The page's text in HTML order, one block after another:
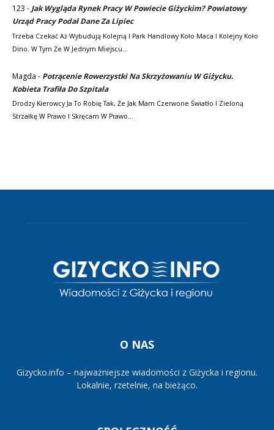
123 - Jak Wygląda Rynek Pracy W Powiecie Giżyckim? Powiatowy
Urząd Pracy Podał Dane Za Lipiec
Trzeba Czekać Aż Wybudują Kolejną I Park Handlowy Koło Maca I Kolejny Koło
Dino. W Tym Że W Jednym Miejscu…
Magda - Potrącenie Rowerzystki Na Skrzyżowaniu W Giżycku.
Kobieta Trafiła Do Szpitala
Drodzy Kierowcy Ja To Robię Tak, Że Jak Mam Czerwone Światło I Zieloną
Strzałkę W Prawo I Skręcam W Prawo…
O NAS
Gizycko.info – najważniejsze wiadomości z Giżycka i regionu.
Lokalnie, rzetelnie, na bieżąco.